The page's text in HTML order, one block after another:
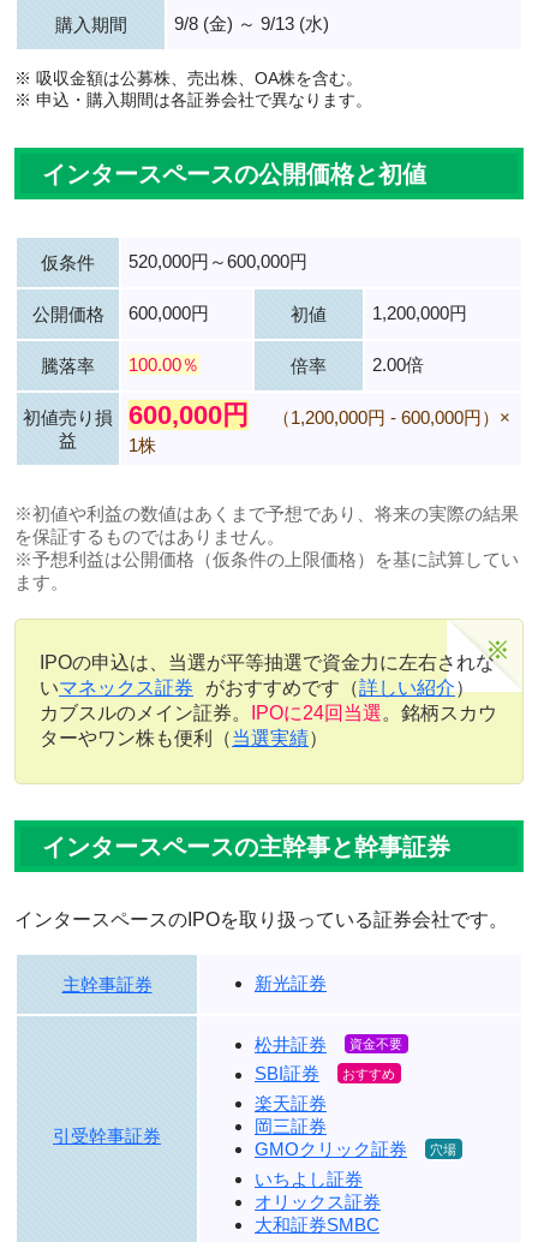
購入期間 9/8 (金) ～ 9/13 (水)
※ 吸収金額は公募株、売出株、OA株を含む。
※ 申込・購入期間は各証券会社で異なります。
インタースペースの公開価格と初値
仮条件 520,000円～600,000円
公開価格 600,000円 初値 1,200,000円
騰落率 100.00％ 倍率 2.00倍
初値売り損
益
600,000円
（1,200,000円 - 600,000円）×
1株
※初値や利益の数値はあくまで予想であり、将来の実際の結果
を保証するものではありません。
※予想利益は公開価格（仮条件の上限価格）を基に試算してい
ます。
IPOの申込は、当選が平等抽選で資金力に左右されな
いマネックス証券 がおすすめです（詳しい紹介）
カブスルのメイン証券。
IPOに24回当選。銘柄スカウ
ターやワン株も便利（当選実績）
インタースペースの主幹事と幹事証券
インタースペースのIPOを取り扱っている証券会社です。
主幹事証券 新光証券
引受幹事証券
松井証券
SBI証券
楽天証券
岡三証券
GMOクリック証券
いちよし証券
オリックス証券
大和証券SMBC